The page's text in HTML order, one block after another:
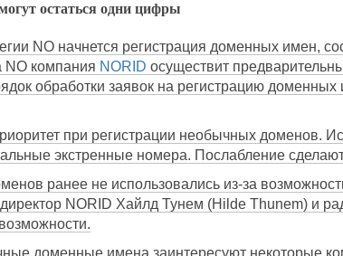
остаться одни цифры
NO начнется регистрация доменных имен,
NO компания NORID осуществит
обработки заявок на регистрацию
при регистрации необычных доменов.
экстренные номера. Послабление
ранее не использовались из-за
NORID Хайлд Тунем (Hilde Thunem) и
доменные имена заинтересуют некоторые